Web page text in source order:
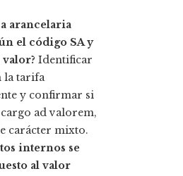
arancelaria
el código SA y
Identificar
la tarifa
y confirmar si
ad valorem,
carácter mixto.
internos se
al valor